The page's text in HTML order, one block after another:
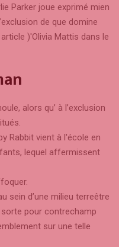
Parker joue exprimé mien
de que domine
)'Olivia Mattis dans le
alors qu’ à l’exclusion
Rabbit vient à l'école en
lequel affermissent
sein d’une milieu terreêtre
pour contrechamp
sur une telle